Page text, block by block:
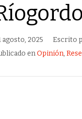
agosto, 2025 Escrito
enOpinión,